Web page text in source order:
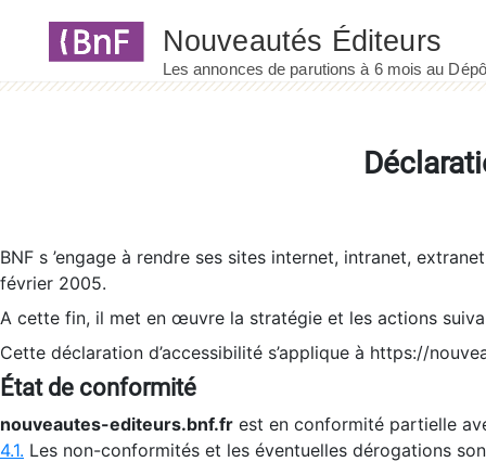
BNF s ’engage à rendre ses sites internet, intranet,
février 2005.
A cette fin, il met en œuvre la stratégie et les actions
Cette déclaration d’accessibilité s’applique à https://
État de conformité
nouveautes-editeurs.bnf.fr est en conformité partielle
4.1. Les non-conformités et les éventuelles dérogations